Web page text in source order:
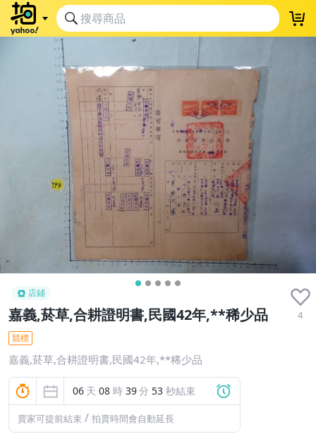
店鋪
嘉義,菸草,合耕證明書,民國42年,**稀少品 4
競標
嘉義,菸草,合耕證明書,民國42年,**稀少品
06 天 08 時 39分 52 秒結束
賣家可提前結束 / 拍賣時間會自動延長